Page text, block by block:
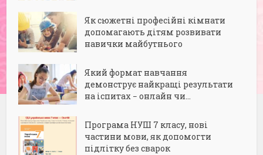
Як сюжетні професійні кімнати
допомагають дітям розвивати
навички майбутнього
Який формат навчання
демонструє найкращі результати
на іспитах − онлайн чи...
Програма НУШ 7 класу, нові
частини мови, як допомогти
підлітку без сварок